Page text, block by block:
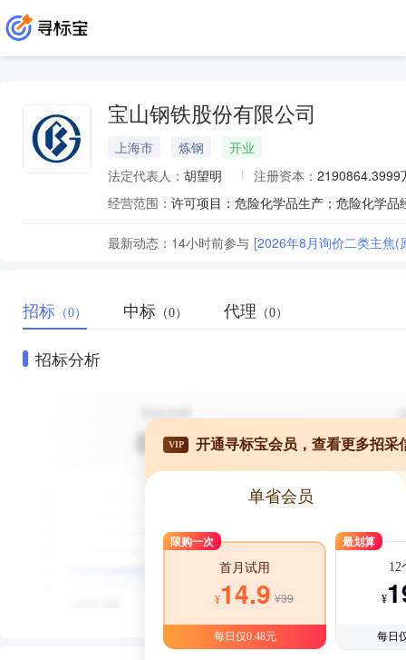
宝山钢铁股份有限公司
上海市 炼钢
开业
法定代表人： 胡望明 注册资本： 2190864.3999
经营范围：
最新动态： 14小时前参与 [2026年8月询价二类主焦
招标 （0） 中标 （0） 代理 （0）
招标分析
VIP 开通寻标宝会员，查看更多招采
单省会员
限购一次
首月试用
¥14.9 ¥39
每日仅0.48元
最划算
12
¥
每日